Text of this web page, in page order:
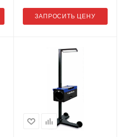
ЗАПРОСИТЬ ЦЕНУ